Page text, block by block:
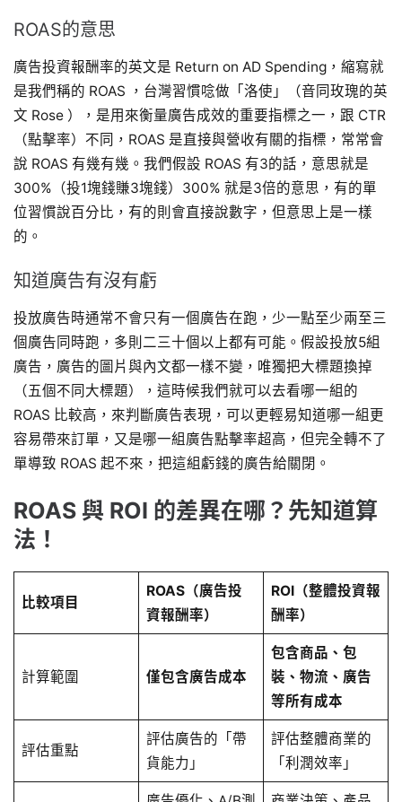
ROAS的意思
廣告投資報酬率的英文是 Return on AD Spending，縮寫就
是我們稱的 ROAS ，台灣習慣唸做「洛使」（音同玫瑰的英
文 Rose ），是用來衡量廣告成效的重要指標之一，跟 CTR
（點擊率）不同，ROAS 是直接與營收有關的指標，常常會
說 ROAS 有幾有幾。我們假設 ROAS 有3的話，意思就是
300%（投1塊錢賺3塊錢）300% 就是3倍的意思，有的單
位習慣說百分比，有的則會直接說數字，但意思上是一樣
的。
知道廣告有沒有虧
投放廣告時通常不會只有一個廣告在跑，少一點至少兩至三
個廣告同時跑，多則二三十個以上都有可能。假設投放5組
廣告，廣告的圖片與內文都一樣不變，唯獨把大標題換掉
（五個不同大標題），這時候我們就可以去看哪一組的
ROAS 比較高，來判斷廣告表現，可以更輕易知道哪一組更
容易帶來訂單，又是哪一組廣告點擊率超高，但完全轉不了
單導致 ROAS 起不來，把這組虧錢的廣告給關閉。
ROAS 與 ROI 的差異在哪？先知道算
法！
比較項目
ROAS（廣告投
資報酬率）
ROI（整體投資報
酬率）
計算範圍 僅包含廣告成本
包含商品、包
裝、物流、廣告
等所有成本
評估重點
評估廣告的「帶
貨能力」
評估整體商業的
「利潤效率」